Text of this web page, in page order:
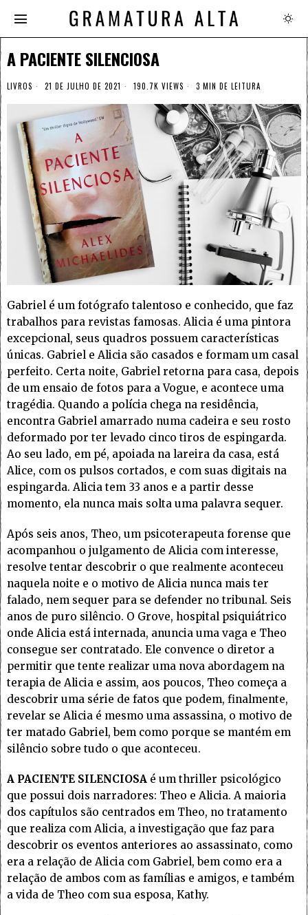
A PACIENTE SILENCIOSA
LIVROS 21 DE JULHO DE 2021 190.7K VIEWS 3 MIN DE LEITURA
Gabriel é um fotógrafo talentoso e conhecido, que faz
trabalhos para revistas famosas. Alicia é uma pintora
excepcional, seus quadros possuem características
únicas. Gabriel e Alicia são casados e formam um casal
perfeito. Certa noite, Gabriel retorna para casa, depois
de um ensaio de fotos para a Vogue, e acontece uma
tragédia. Quando a polícia chega na residência,
encontra Gabriel amarrado numa cadeira e seu rosto
deformado por ter levado cinco tiros de espingarda.
Ao seu lado, em pé, apoiada na lareira da casa, está
Alice, com os pulsos cortados, e com suas digitais na
espingarda. Alicia tem 33 anos e a partir desse
momento, ela nunca mais solta uma palavra sequer.
Após seis anos, Theo, um psicoterapeuta forense que
acompanhou o julgamento de Alicia com interesse,
resolve tentar descobrir o que realmente aconteceu
naquela noite e o motivo de Alicia nunca mais ter
falado, nem sequer para se defender no tribunal. Seis
anos de puro silêncio. O Grove, hospital psiquiátrico
onde Alicia está internada, anuncia uma vaga e Theo
consegue ser contratado. Ele convence o diretor a
permitir que tente realizar uma nova abordagem na
terapia de Alicia e assim, aos poucos, Theo começa a
descobrir uma série de fatos que podem, finalmente,
revelar se Alicia é mesmo uma assassina, o motivo de
ter matado Gabriel, bem como porque se mantém em
silêncio sobre tudo o que aconteceu.
A PACIENTE SILENCIOSA é um thriller psicológico
que possui dois narradores: Theo e Alicia. A maioria
dos capítulos são centrados em Theo, no tratamento
que realiza com Alicia, a investigação que faz para
descobrir os eventos anteriores ao assassinato, como
era a relação de Alicia com Gabriel, bem como era a
relação de ambos com as famílias e amigos, e também
a vida de Theo com sua esposa, Kathy.